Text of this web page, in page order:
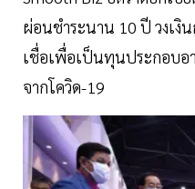
ผ่อนชำระนาน 10 ปี วงเงิ
เชื่อเพื่อเป็นทุนประกอบ
จากโควิด-19